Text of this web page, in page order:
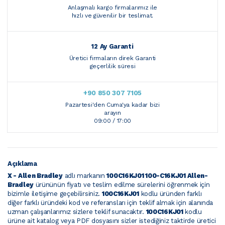
Anlaşmalı kargo firmalarımız ile
hızlı ve güvenilir bir teslimat.
12 Ay Garanti
Üretici firmaların direk Garanti
geçerlilik süresi
+90 850 307 7105
Pazartesi'den Cuma'ya kadar bizi
arayın
09:00 / 17:00
Açıklama
X - Allen Bradleyadlı markanın100C16KJ01 100-C16KJ01 Allen-
Bradleyürününün fiyatı ve teslim edilme sürelerini öğrenmek için
bizimle iletişime geçebilirsiniz. 100C16KJ01kodlu üründen farklı
diğer farklı üründeki kod ve referansları için teklif almak için alanında
uzman çalışanlarımız sizlere teklif sunacaktır. 100C16KJ01kodlu
ürüne ait katalog veya PDF dosyasını sizler istediğiniz taktirde üretici